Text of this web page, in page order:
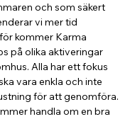
och som säkert
vi mer tid
kommer Karma
på olika aktiveringar
Alla har ett fokus
vara enkla och inte
för att genomföra.
handla om en bra